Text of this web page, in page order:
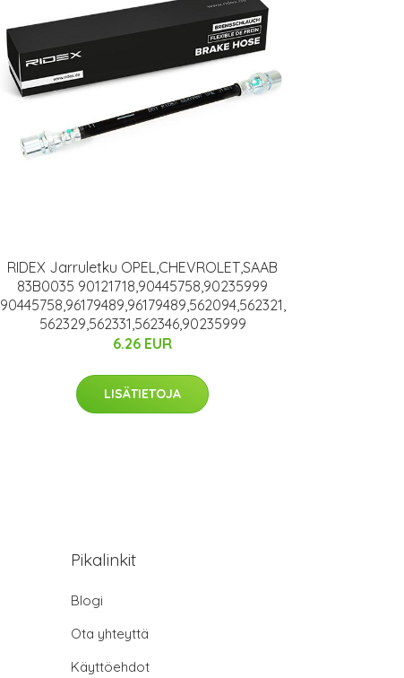
RIDEX Jarruletku OPEL,CHEVROLET,SAAB
83B0035 90121718,90445758,90235999
90445758,96179489,96179489,562094,562321,
562329,562331,562346,90235999
6.26 EUR
LISÄTIETOJA
Pikalinkit
Blogi
Ota yhteyttä
Käyttöehdot